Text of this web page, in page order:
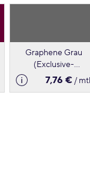
Graphene Grau
(Exclusive-
Lackierung)
7,76 €/